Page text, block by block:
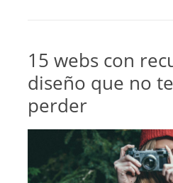
15 webs con
diseño que no
perder